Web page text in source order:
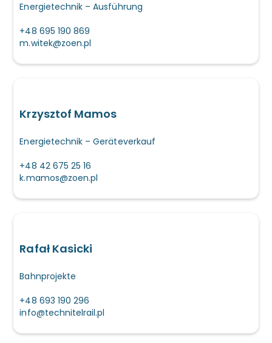
Energietechnik – Ausführung
+48 695 190 869
m.witek@zoen.pl
Krzysztof Mamos
Energietechnik – Geräteverkauf
+48 42 675 25 16
k.mamos@zoen.pl
Rafał Kasicki
Bahnprojekte
+48 693 190 296
info@technitelrail.pl